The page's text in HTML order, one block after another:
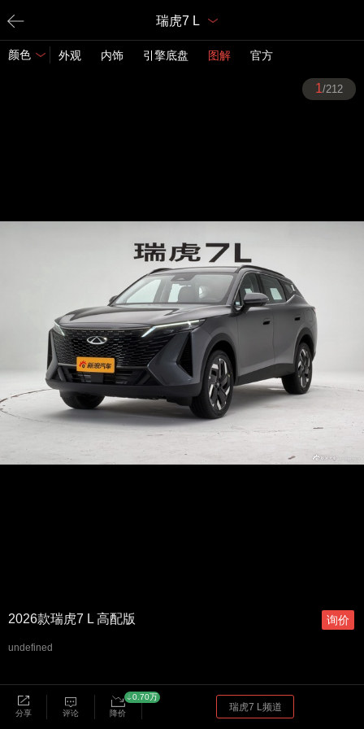
瑞虎7 L
颜色 外观 内饰 引擎底盘 图解 官方
1/212
2026款瑞虎7 L 高配版
undefined
分享 评论 降价
0.70万
瑞虎7 L频道
询价